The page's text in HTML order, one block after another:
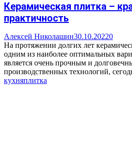
Керамическая плитка –
практичность
Алексей Николашин30.10.20220
На протяжении долгих лет
одним из наиболее оптимальных
является очень прочным и
производственных технологий,
кухняплитка